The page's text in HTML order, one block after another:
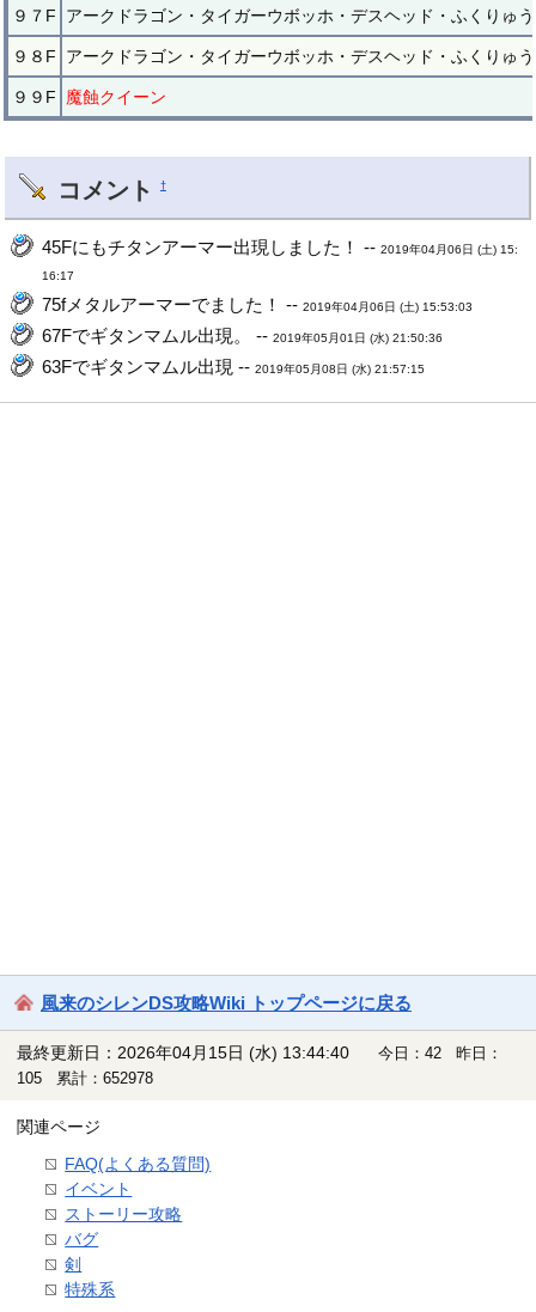
９７F アークドラゴン・タイガーウボッホ・デスヘッド・ふくりゅ
９８F アークドラゴン・タイガーウボッホ・デスヘッド・ふくりゅ
９９F 魔蝕クイーン
コメント †
45Fにもチタンアーマー出現しました！ --2019年04月06日 (土) 15:
16:17
75fメタルアーマーでました！ --2019年04月06日 (土) 15:53:03
67Fでギタンマムル出現。 --2019年05月01日 (水) 21:50:36
63Fでギタンマムル出現 --2019年05月08日 (水) 21:57:15
風来のシレンDS攻略Wiki トップページに戻る
最終更新日：2026年04月15日 (水) 13:44:40
今日：42 昨日：
105 累計：652978
関連ページ
FAQ(よくある質問)
イベント
ストーリー攻略
バグ
剣
特殊系